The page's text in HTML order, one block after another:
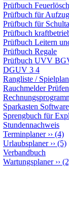
Prüfbuch
Prüfbuch für
Prüfbuch für
Prüfbuch
Prüfbuch Leitern
Prüfbuch Regale
Prüfbuch UVV
DGUV 3 4
Rangliste / Spielplan
Rauchmelder Prüfen
Sparkasten Software
Sprengbuch für
Stundennachweis
Terminplaner›› (4)
Urlaubsplaner›› (5)
Verbandbuch
Wartungsplaner››